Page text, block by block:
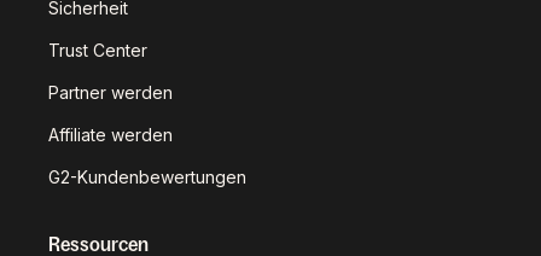
Sicherheit
Trust Center
Partner werden
Affiliate werden
G2-Kundenbewertungen
Ressourcen